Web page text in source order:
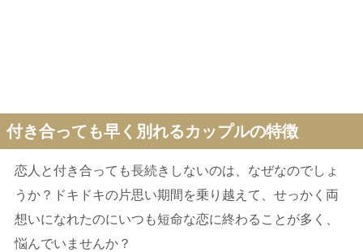
付き合っても早く別れるカップルの特徴
恋人と付き合っても長続きしないのは、なぜなのでしょ
うか？ドキドキの片思い期間を乗り越えて、せっかく両
想いになれたのにいつも短命な恋に終わることが多く、
悩んでいませんか？